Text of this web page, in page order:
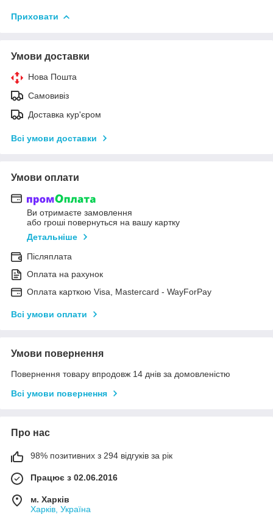
Приховати
Умови доставки
Нова Пошта
Самовивіз
Доставка кур'єром
Всі умови доставки
Умови оплати
Ви отримаєте замовлення
або гроші повернуться на вашу картку
Детальніше
Післяплата
Оплата на рахунок
Оплата карткою Visa, Mastercard - WayForPay
Всі умови оплати
Умови повернення
Повернення товару впродовж 14 днів за домовленістю
Всі умови повернення
Про нас
98% позитивних з 294 відгуків за рік
Працює з 02.06.2016
м. Харків
Харків, Україна